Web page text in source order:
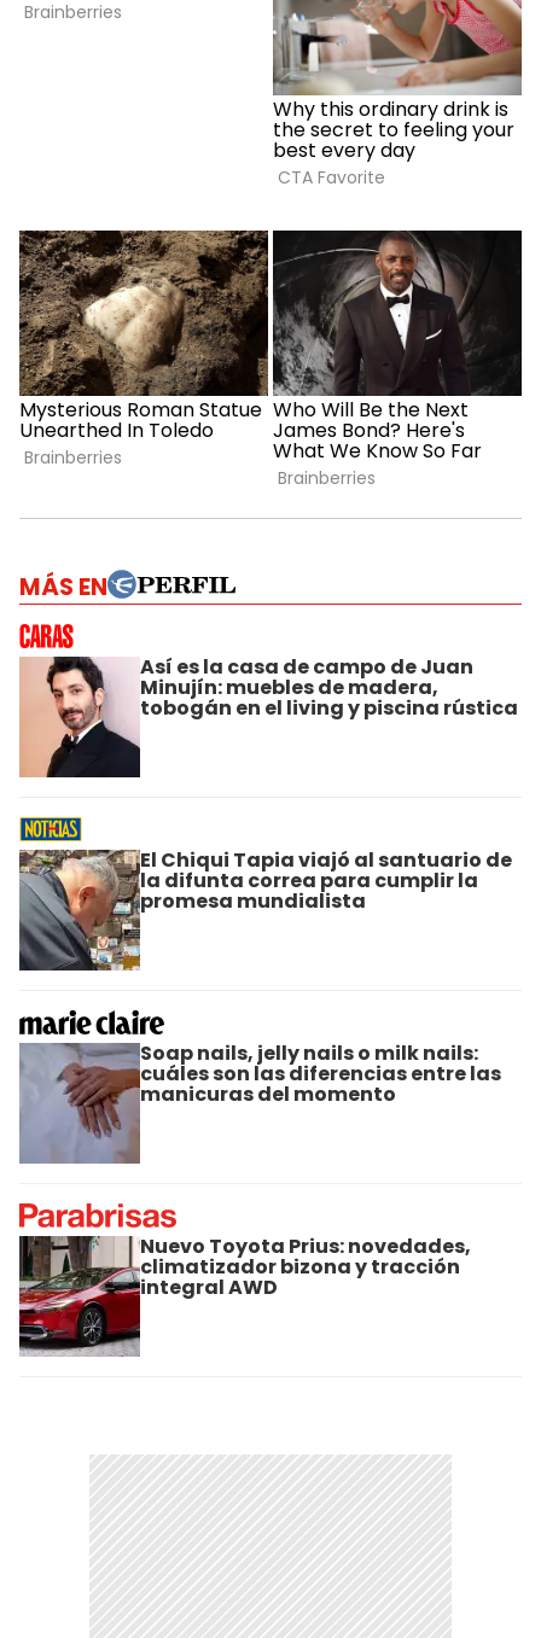
MÁS EN
Así es la casa de campo de Juan
Minujín: muebles de madera,
tobogán en el living y piscina rústica
El Chiqui Tapia viajó al santuario de
la difunta correa para cumplir la
promesa mundialista
Soap nails, jelly nails o milk nails:
cuáles son las diferencias entre las
manicuras del momento
Nuevo Toyota Prius: novedades,
climatizador bizona y tracción
integral AWD